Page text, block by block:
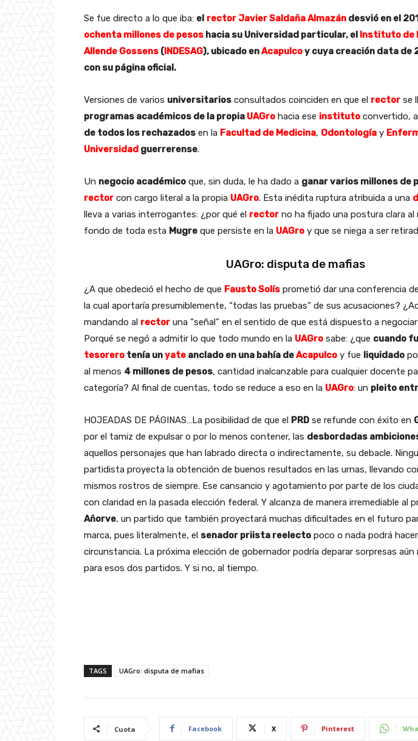
Se fue directo a lo que iba: el rector Javier Saldaña Almazán desvió en el
ochenta millones de pesos hacia su Universidad particular, el Instituto de
Allende Gossens (INDESAG), ubicado enAcapulcoy cuya creación data de
con su página oficial.
Versiones de varios universitarios consultados coinciden en que el rector se
programas académicos de la propia UAGro hacia ese instituto convertido,
de todos los rechazados en la Facultad de Medicina, Odontología y
Universidad guerrerense.
Un negocio académico que, sin duda, le ha dado a ganar varios millones de
rector con cargo literal a la propia UAGro. Esta inédita ruptura atribuida a una
lleva a varias interrogantes: ¿por qué el rector no ha fijado una postura clara al
fondo de toda esta Mugre que persiste en la UAGro y que se niega a ser
UAGro: disputa de mafias
¿A que obedeció el hecho de que Fausto Solís prometió dar una conferencia
la cual aportaría presumiblemente, “todas las pruebas” de sus acusaciones?
mandando al rector una “señal” en el sentido de que está dispuesto a
Porqué se negó a admitir lo que todo mundo en la UAGro sabe: ¿que cuando
tesorero tenía unyate anclado en una bahía deAcapulco y fue liquidado
al menos 4 millones de pesos, cantidad inalcanzable para cualquier docente
categoría? Al final de cuentas, todo se reduce a eso en la UAGro: un pleito
HOJEADAS DE PÁGINAS…La posibilidad de que el PRD se refunde con éxito en
por el tamiz de expulsar o por lo menos contener, las desbordadas
aquellos personajes que han labrado directa o indirectamente, su debacle.
partidista proyecta la obtención de buenos resultados en las urnas, llevando
mismos rostros de siempre. Ese cansancio y agotamiento por parte de los
con claridad en la pasada elección federal. Y alcanza de manera irremediable al
Añorve, un partido que también proyectará muchas dificultades en el futuro
marca, pues literalmente, el senador priista reelecto poco o nada podrá
circunstancia. La próxima elección de gobernador podría deparar sorpresas aún
para esos dos partidos. Y si no, al tiempo.
TAGS UAGro: disputa de mafias
Cuota Facebook X Pinterest